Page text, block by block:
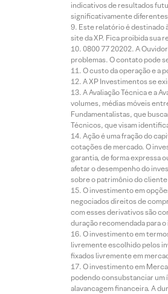
indicativos de resultados
significativamente
Este relatório é destinado
site da XP. Fica proibida sua
0800 77 20202. A
problemas. O contato pode
O custo da operação e a
A XP Investimentos se
A Avaliação Técnica e a
volumes, médias móveis
Fundamentalistas, que
Técnicos, que visam
Ação é uma fração do
cotações de mercado. O
garantia, de forma expressa
afetar o desempenho do
sobre o patrimônio do
O investimento em
negociados direitos de
com esses derivativos são
duração recomendada para
O investimento em
livremente escolhido pelos
fixados livremente em
O investimento em
podendo consubstanciar um
alavancagem financeira. A